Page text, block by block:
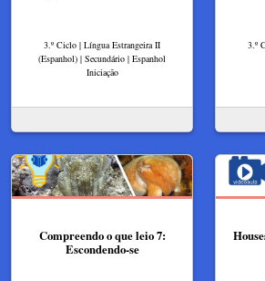
3.º Ciclo | Língua Estrangeira II
(Espanhol) | Secundário | Espanhol
Iniciação
3.º
Compreendo o que leio 7:
Escondendo-se